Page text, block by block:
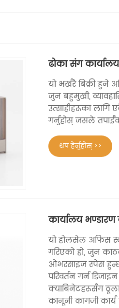
ढोका संग
यो भर्खरै बिक्री हुने
जुन बहुमुखी,
उत्साहीहरूका
गर्नुहोस् जसले
थप हेर्नुहोस् >>
कार्यालय
यो होलसेल अफिस
गरिएको हो, जुन
ओभरसाइज स्पेस
परिवर्तन गर्न
क्याबिनेटहरूसँग ठूला
कानूनी कागजी